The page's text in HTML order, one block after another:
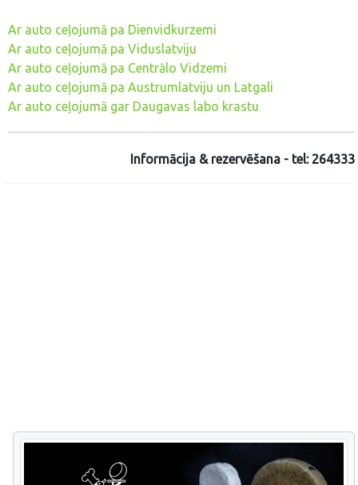
Ar auto ceļojumā pa Dienvidkurzemi
Ar auto ceļojumā pa Viduslatviju
Ar auto ceļojumā pa Centrālo Vidzemi
Ar auto ceļojumā pa Austrumlatviju un Latgali
Ar auto ceļojumā gar Daugavas labo krastu
Informācija & rezervēšana - tel: